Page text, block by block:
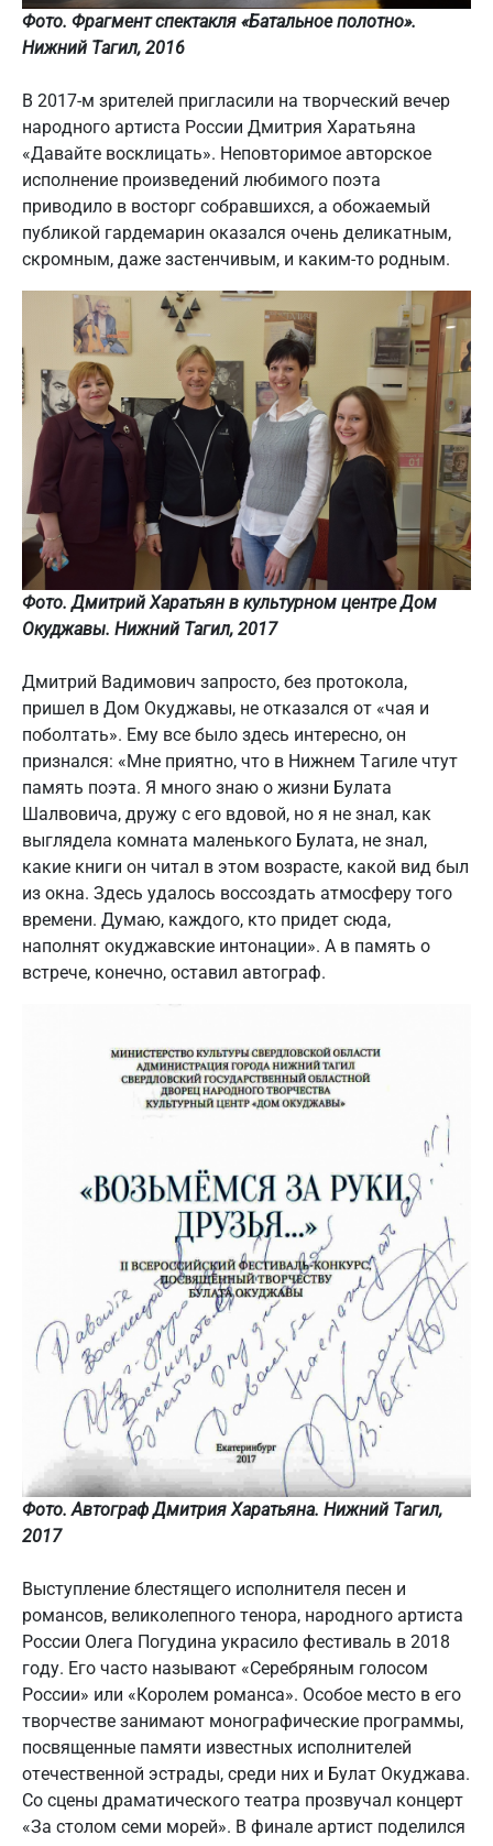
Фото. Фрагмент спектакля «Батальное полотно».
Нижний Тагил, 2016
В 2017-м зрителей пригласили на творческий вечер
народного артиста России Дмитрия Харатьяна
«Давайте восклицать». Неповторимое авторское
исполнение произведений любимого поэта
приводило в восторг собравшихся, а обожаемый
публикой гардемарин оказался очень деликатным,
скромным, даже застенчивым, и каким-то родным.
Фото. Дмитрий Харатьян в культурном центре Дом
Окуджавы. Нижний Тагил, 2017
Дмитрий Вадимович запросто, без протокола,
пришел в Дом Окуджавы, не отказался от «чая и
поболтать». Ему все было здесь интересно, он
признался: «Мне приятно, что в Нижнем Тагиле чтут
память поэта. Я много знаю о жизни Булата
Шалвовича, дружу с его вдовой, но я не знал, как
выглядела комната маленького Булата, не знал,
какие книги он читал в этом возрасте, какой вид был
из окна. Здесь удалось воссоздать атмосферу того
времени. Думаю, каждого, кто придет сюда,
наполнят окуджавские интонации». А в память о
встрече, конечно, оставил автограф.
Фото. Автограф Дмитрия Харатьяна. Нижний Тагил,
2017
Выступление блестящего исполнителя песен и
романсов, великолепного тенора, народного артиста
России Олега Погудина украсило фестиваль в 2018
году. Его часто называют «Серебряным голосом
России» или «Королем романса». Особое место в его
творчестве занимают монографические программы,
посвященные памяти известных исполнителей
отечественной эстрады, среди них и Булат Окуджава.
Со сцены драматического театра прозвучал концерт
«За столом семи морей». В финале артист поделился